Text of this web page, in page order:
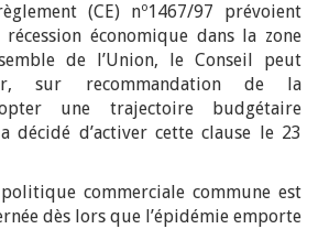
(CE) nº1467/97 prévoient
récession économique dans la zone
de l’Union, le Conseil peut
sur recommandation de la
une trajectoire budgétaire
décidé d’activer cette clause le 23
commerciale commune est
dès lors que l’épidémie emporte